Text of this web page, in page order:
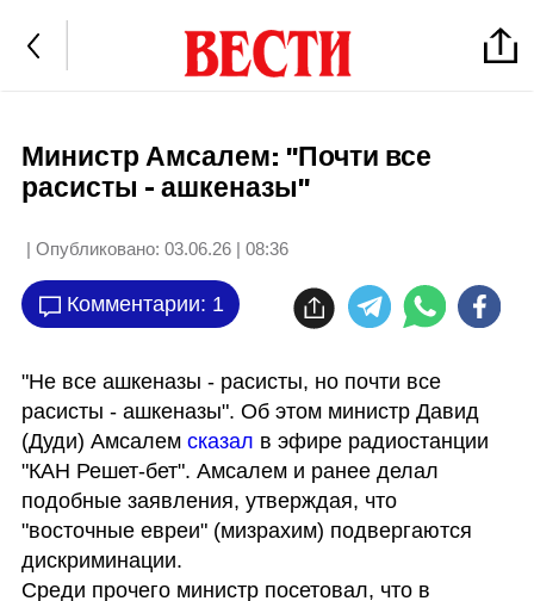
Министр Амсалем: "Почти все
расисты - ашкеназы"
| Опубликовано: 03.06.26 | 08:36
Комментарии: 1
"Не все ашкеназы - расисты, но почти все
расисты - ашкеназы". Об этом министр Давид
(Дуди) Амсалем сказал в эфире радиостанции
"КАН Решет-бет". Амсалем и ранее делал
подобные заявления, утверждая, что
"восточные евреи" (мизрахим) подвергаются
дискриминации.
Среди прочего министр посетовал, что в